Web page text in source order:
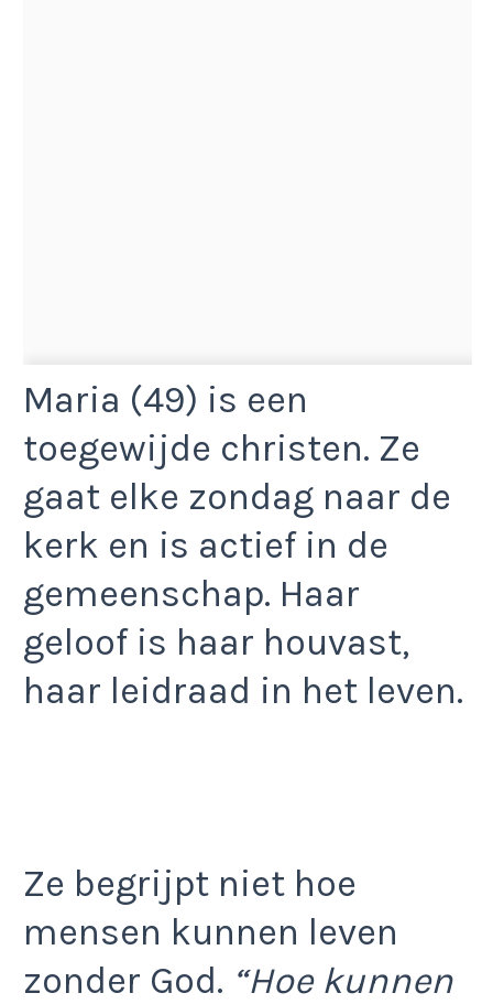
Maria (49) is een
toegewijde christen. Ze
gaat elke zondag naar de
kerk en is actief in de
gemeenschap. Haar
geloof is haar houvast,
haar leidraad in het leven.
Ze begrijpt niet hoe
mensen kunnen leven
zonder God. “Hoe kunnen